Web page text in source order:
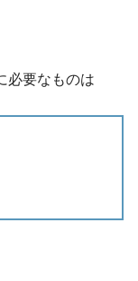
必要なものは